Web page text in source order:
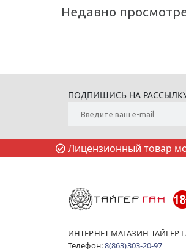
Недавно
ПОДПИШИСЬ НА
Лицензионный товар
ИНТЕРНЕТ-МАГАЗИН ТАЙГЕР
Телефон:8(863)303-20-97